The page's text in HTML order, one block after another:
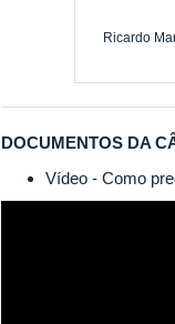
Ricardo
DOCUMENTOS DA
Vídeo - Como